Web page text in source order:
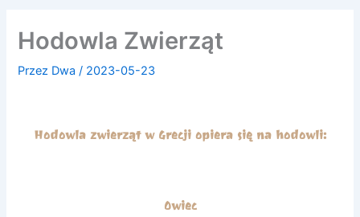
Hodowla Zwierząt
Przez Dwa/ 2023-05-23
Hodowla zwierząt w Grecji opiera się na hodowli:
Owiec